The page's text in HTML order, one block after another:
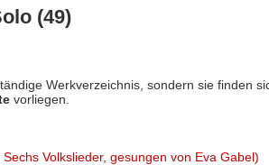
(49)
Werkverzeichnis, sondern sie finden
vorliegen.
Volkslieder, gesungen von Eva Gabel)